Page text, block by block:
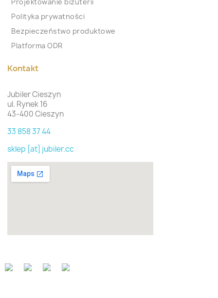
Polityka prywatności
Bezpieczeństwo produktowe
Platforma ODR
Kontakt
Jubiler Cieszyn
ul. Rynek 16
43-400 Cieszyn
33 858 37 44
sklep [at] jubiler.cc